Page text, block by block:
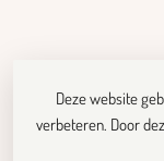
Deze website
verbeteren. Door